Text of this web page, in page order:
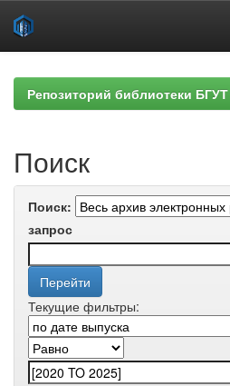
navigationРепозиторий библиотеки БГУТ
Поиск
Поиск:
запрос
Текущие фильтры: